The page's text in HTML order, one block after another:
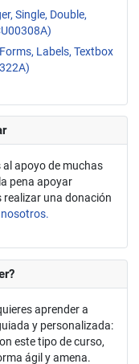
Single, Double,
Labels, Textbox
apoyo de muchas
pena apoyar
realizar una donación
aprender a
y personalizada:
este tipo de curso,
ágil y amena.